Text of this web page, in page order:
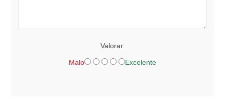
Valorar:
Malo Excelente